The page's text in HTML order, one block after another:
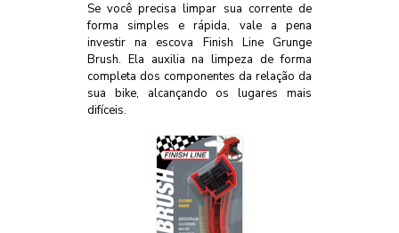
Se você precisa limpar sua corrente de
forma simples e rápida, vale a pena
investir na escova Finish Line Grunge
Brush. Ela auxilia na limpeza de forma
completa dos componentes da relação da
sua bike, alcançando os lugares mais
difíceis.